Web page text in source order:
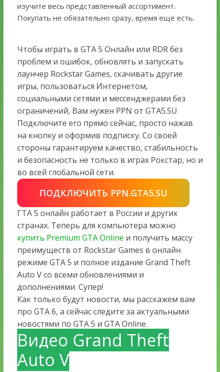
изучите весь представленный ассортимент.
Покупать не обязательно сразу, время ещё есть.
Чтобы играть в GTA 5 Онлайн или RDR без
проблем и ошибок, обновлять и запускать
лаунчер Rockstar Games, скачивать другие
игры, пользоваться Интернетом,
социальными сетями и мессенджерами без
ограничений, Вам нужен PPN от GTA5.SU
Подключите его прямо сейчас, просто нажав
на кнопку и оформив подписку. Со своей
стороны гарантируем качество, стабильность
и безопасность не только в играх Рокстар, но и
во всей глобальной сети.
ПОДКЛЮЧИТЬ PPN.GTA5.SU
ГТА 5 онлайн работает в России и других
странах. Теперь для компьютера можно
купить Premium GTA Online и получить массу
преимуществ от Rockstar Games в онлайн
режиме GTA 5 и полное издание Grand Theft
Auto V со всеми обновлениями и
дополнениями. Супер!
Как только будут новости, мы расскажем вам
про GTA 6, а сейчас следите за актуальными
новостями по GTA 5 и GTA Online.
Видео Grand Theft
Auto V